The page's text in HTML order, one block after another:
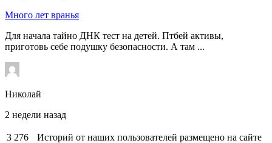
Много лет вранья
Для начала тайно ДНК тест на детей. Птбей активы,
приготовь себе подушку безопасности. А там ...
Николай
2 недели назад
3 276
Историй от наших пользователей размещено на сайте